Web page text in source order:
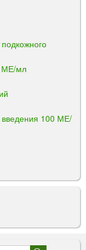
МЕ/мл
100 МЕ/